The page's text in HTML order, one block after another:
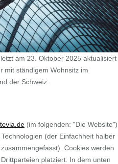
am 23. Oktober 2025 aktualisiert
mit ständigem Wohnsitz im
der Schweiz.
(im folgenden: "Die Website")
(der Einfachheit halber
Cookies werden
platziert. In dem unten